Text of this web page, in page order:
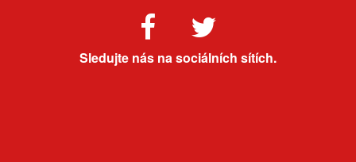
Sledujte nás na sociálních sítích.